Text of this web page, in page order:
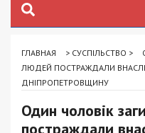
ГЛАВНАЯ > СУСПІЛЬСТВО >
ЛЮДЕЙ ПОСТРАЖДАЛИ
ДНІПРОПЕТРОВЩИНУ
Один чоловік
постраждали